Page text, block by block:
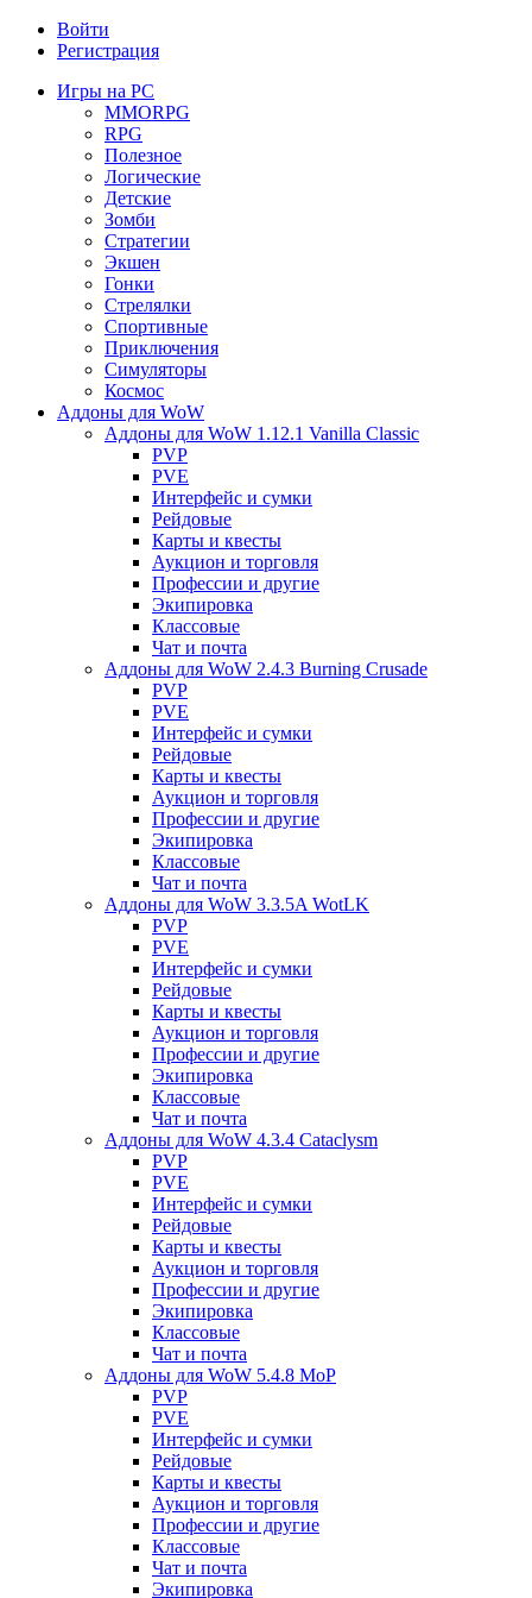
Войти
Регистрация
Игры на PC
MMORPG
RPG
Полезное
Логические
Детские
Зомби
Стратегии
Экшен
Гонки
Стрелялки
Спортивные
Приключения
Симуляторы
Космос
Аддоны для WoW
Аддоны для WoW 1.12.1 Vanilla Classic
PVP
PVE
Интерфейс и сумки
Рейдовые
Карты и квесты
Аукцион и торговля
Профессии и другие
Экипировка
Классовые
Чат и почта
Аддоны для WoW 2.4.3 Burning Crusade
PVP
PVE
Интерфейс и сумки
Рейдовые
Карты и квесты
Аукцион и торговля
Профессии и другие
Экипировка
Классовые
Чат и почта
Аддоны для WoW 3.3.5A WotLK
PVP
PVE
Интерфейс и сумки
Рейдовые
Карты и квесты
Аукцион и торговля
Профессии и другие
Экипировка
Классовые
Чат и почта
Аддоны для WoW 4.3.4 Cataclysm
PVP
PVE
Интерфейс и сумки
Рейдовые
Карты и квесты
Аукцион и торговля
Профессии и другие
Экипировка
Классовые
Чат и почта
Аддоны для WoW 5.4.8 MoP
PVP
PVE
Интерфейс и сумки
Рейдовые
Карты и квесты
Аукцион и торговля
Профессии и другие
Классовые
Чат и почта
Экипировка